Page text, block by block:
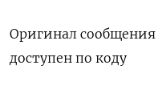
Оригинал
доступен по коду